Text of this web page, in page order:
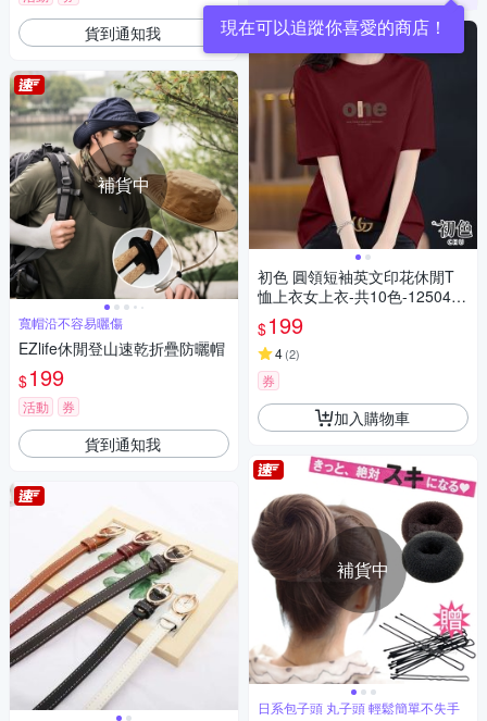
貨到通知我
補貨中
寬帽沿不容易曬傷
EZlife休閒登山速乾折疊防曬帽
$199
活動 券
貨到通知我
現在可以追蹤你喜愛的商店！
初色 圓領短袖英文印花休閒T
恤上衣女上衣-共10色-12504
(M-3XL可選)
$199
4(2)
券
加入購物車
補貨中
日系包子頭 丸子頭 輕鬆簡單不失手